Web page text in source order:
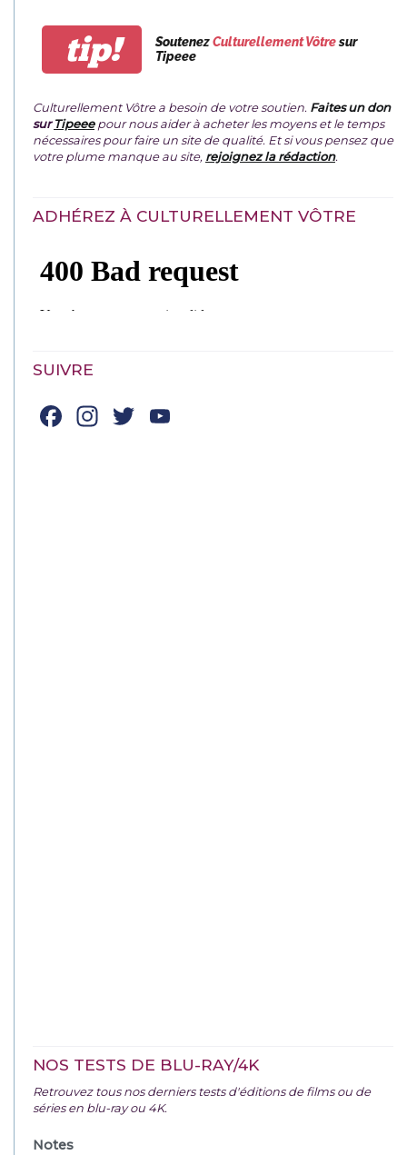
tip! SoutenezCulturellement Vôtresur
Tipeee
Culturellement Vôtre a besoin de votre soutien. Faites un don
surTipeeepour nous aider à acheter les moyens et le temps
nécessaires pour faire un site de qualité. Et si vous pensez que
votre plume manque au site, rejoignez la rédaction.
ADHÉREZ À CULTURELLEMENT VÔTRE
SUIVRE
Facebook
Instagram
Twitter
NOS TESTS DE BLU-RAY/4K
Retrouvez tous nos derniers tests d'éditions de films ou de
séries en blu-ray ou 4K.
Notes